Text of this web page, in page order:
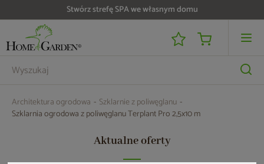
Do 25 000 zł zwrotu na kartę i raty RRSO 0%
Architektura ogrodowa
Szklarnie z poliwęglanu
Szklarnia ogrodowa z poliwęglanu Terplant Pro 2,5x10 m
Aktualne oferty